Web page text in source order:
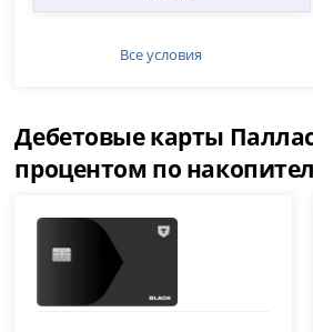
Все условия
Дебетовые карты
процентом по